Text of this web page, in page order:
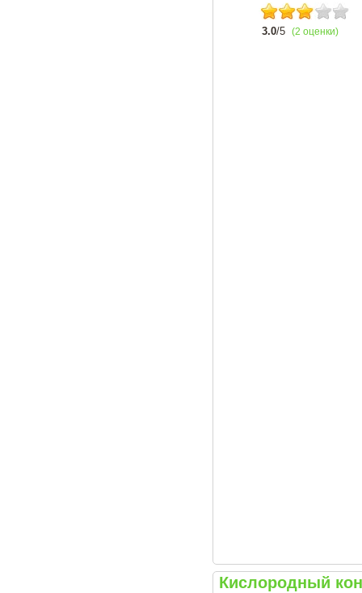
3.0/5 (2 оценки)
Кислородный